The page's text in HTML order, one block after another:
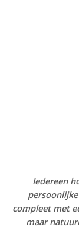
Iedereen
compleet met
maar